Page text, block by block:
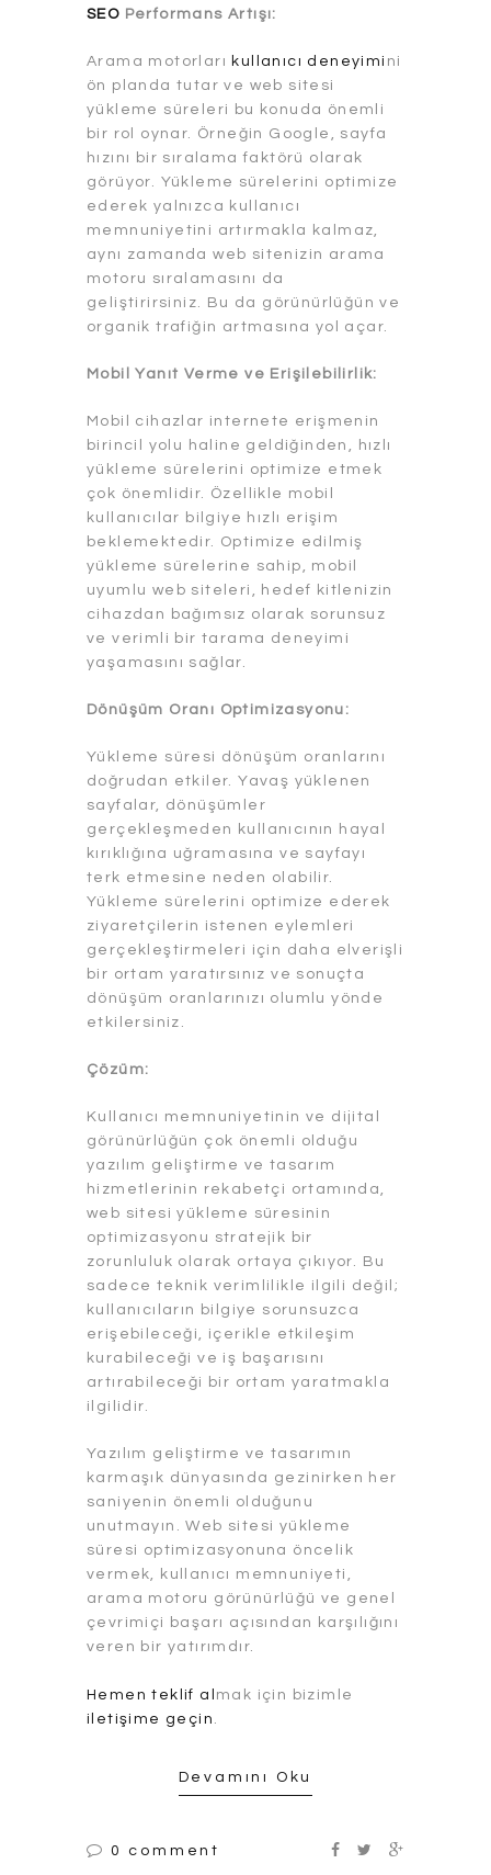
SEO Performans Artışı:
Arama motorları kullanıcı deneyimi ni
ön planda tutar ve web sitesi
yükleme süreleri bu konuda önemli
bir rol oynar. Örneğin Google, sayfa
hızını bir sıralama faktörü olarak
görüyor. Yükleme sürelerini optimize
ederek yalnızca kullanıcı
memnuniyetini artırmakla kalmaz,
aynı zamanda web sitenizin arama
motoru sıralamasını da
geliştirirsiniz. Bu da görünürlüğün ve
organik trafiğin artmasına yol açar.
Mobil Yanıt Verme ve Erişilebilirlik:
Mobil cihazlar internete erişmenin
birincil yolu haline geldiğinden, hızlı
yükleme sürelerini optimize etmek
çok önemlidir. Özellikle mobil
kullanıcılar bilgiye hızlı erişim
beklemektedir. Optimize edilmiş
yükleme sürelerine sahip, mobil
uyumlu web siteleri, hedef kitlenizin
cihazdan bağımsız olarak sorunsuz
ve verimli bir tarama deneyimi
yaşamasını sağlar.
Dönüşüm Oranı Optimizasyonu:
Yükleme süresi dönüşüm oranlarını
doğrudan etkiler. Yavaş yüklenen
sayfalar, dönüşümler
gerçekleşmeden kullanıcının hayal
kırıklığına uğramasına ve sayfayı
terk etmesine neden olabilir.
Yükleme sürelerini optimize ederek
ziyaretçilerin istenen eylemleri
gerçekleştirmeleri için daha elverişli
bir ortam yaratırsınız ve sonuçta
dönüşüm oranlarınızı olumlu yönde
etkilersiniz.
Çözüm:
Kullanıcı memnuniyetinin ve dijital
görünürlüğün çok önemli olduğu
yazılım geliştirme ve tasarım
hizmetlerinin rekabetçi ortamında,
web sitesi yükleme süresinin
optimizasyonu stratejik bir
zorunluluk olarak ortaya çıkıyor. Bu
sadece teknik verimlilikle ilgili değil;
kullanıcıların bilgiye sorunsuzca
erişebileceği, içerikle etkileşim
kurabileceği ve iş başarısını
artırabileceği bir ortam yaratmakla
ilgilidir.
Yazılım geliştirme ve tasarımın
karmaşık dünyasında gezinirken her
saniyenin önemli olduğunu
unutmayın. Web sitesi yükleme
süresi optimizasyonuna öncelik
vermek, kullanıcı memnuniyeti,
arama motoru görünürlüğü ve genel
çevrimiçi başarı açısından karşılığını
veren bir yatırımdır.
Hemen teklif al mak için bizimle
iletişime geçin .
Devamını Oku
0 comment